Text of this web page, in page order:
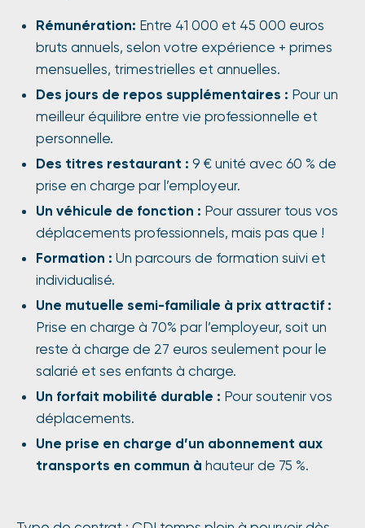
Rémunération: Entre 41 000 et 45 000 euros
bruts annuels, selon votre expérience + primes
mensuelles, trimestrielles et annuelles.
Des jours de repos supplémentaires : Pour un
meilleur équilibre entre vie professionnelle et
personnelle.
Des titres restaurant : 9 € unité avec 60 % de
prise en charge par l’employeur.
Un véhicule de fonction : Pour assurer tous vos
déplacements professionnels, mais pas que !
Formation : Un parcours de formation suivi et
individualisé.
Une mutuelle semi-familiale à prix attractif :
Prise en charge à 70% par l’employeur, soit un
reste à charge de 27 euros seulement pour le
salarié et ses enfants à charge.
Un forfait mobilité durable : Pour soutenir vos
déplacements.
Une prise en charge d’un abonnement aux
transports en commun à hauteur de 75 %.